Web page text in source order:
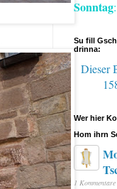
Sonntag
Su fill
drinna:
Dieser
Wer hier
Hom ihrn
1 Kommentare